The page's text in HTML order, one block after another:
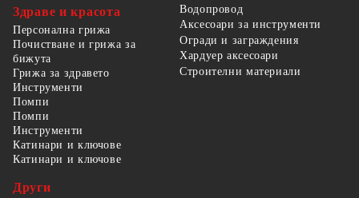
Здраве и красота
Персонална грижа
Почистване и грижа за
бижута
Грижа за здравето
Водопровод
Аксесоари за инструменти
Огради и заграждения
Хардуер аксесоари
Строителни материали
Инструменти
Помпи
Помпи
Инструменти
Катинари и ключове
Катинари и ключове
Други